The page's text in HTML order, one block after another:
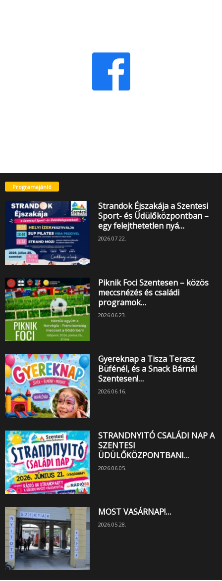
Programajánló
Strandok Éjszakája a Szentesi
Sport- és Üdülőközpontban –
egy felejthetetlen nyá…
2026.07.22.
Piknik Foci Szentesen – közös
meccsnézés és családi
programok…
2026.06.23.
Gyereknap a Tisza Terasz
Büfénél, és a Snack Bárnál
Szentesen!…
2026.06.16.
STRANDNYITÓ CSALÁDI NAP A
SZENTESI
ÜDÜLŐKÖZPONTBAN!…
2026.06.05.
MOST VASÁRNAP!…
2026.05.28.